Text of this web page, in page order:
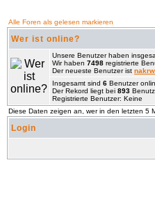
Alle Foren als gelesen markieren
Wer ist online?
Unsere Benutzer haben
Wir haben 7498 registrierte
Der neueste Benutzer ist
Insgesamt sind 6 Benutzer
Der Rekord liegt bei 893
Registrierte Benutzer: Keine
Diese Daten zeigen an, wer in den letzten 5
Login